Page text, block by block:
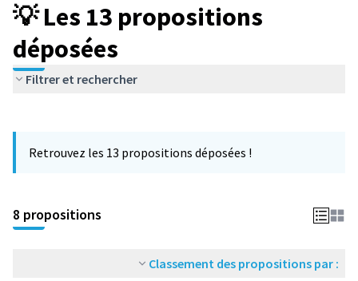
💡 Les 13 propositions
déposées
Filtrer et rechercher
−
Retrouvez les 13 propositions déposées !
8 propositions
Classement des propositions par :